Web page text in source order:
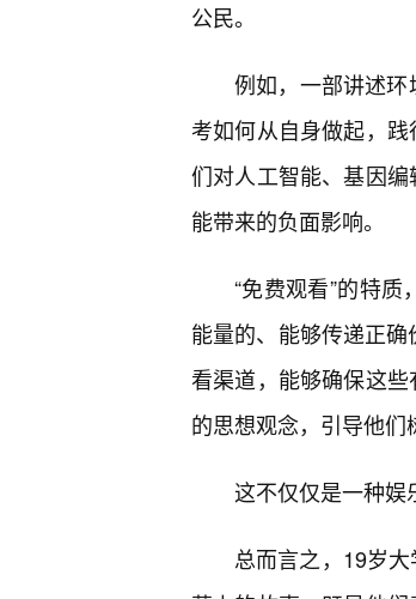
公民。
例如，一部讲述
考如何从自身做起，
们对人工智能、基因
能带来的负面影响。
“免费观看”的特
能量的、能够传递正
看渠道，能够确保这
的思想观念，引导他们
这不仅仅是一种娱
总而言之，19岁